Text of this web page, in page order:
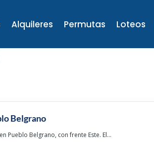
Alquileres Permutas Loteos
Belgrano
Pueblo Belgrano, con frente Este. El...